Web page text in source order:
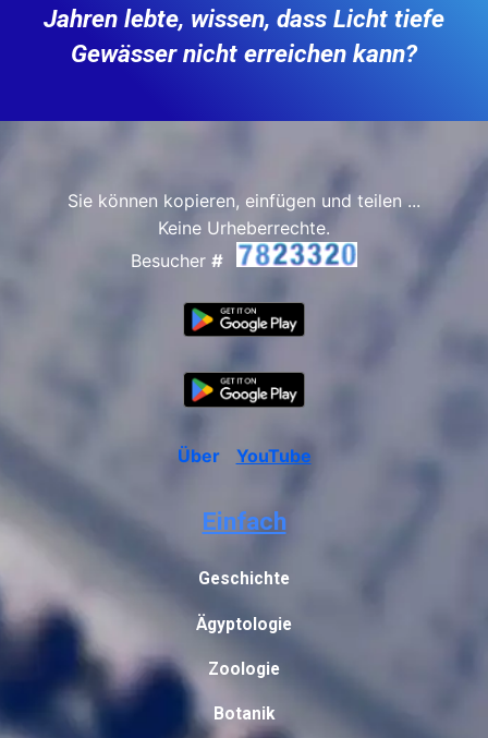
Jahren lebte, wissen, dass Licht tiefe
Gewässer nicht erreichen kann?
Sie können kopieren, einfügen und teilen ...
Keine Urheberrechte.
Besucher #
Über YouTube
Einfach
Geschichte
Ägyptologie
Zoologie
Botanik